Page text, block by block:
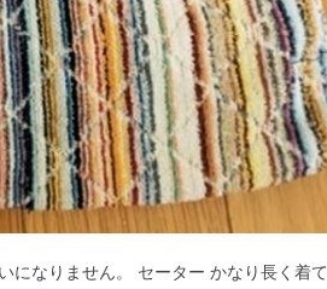
になりません。 セーター かなり長く着て